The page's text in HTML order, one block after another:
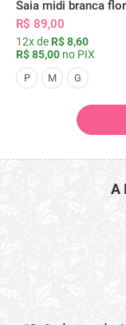
R$ 89,00
12x de R$ 8,60
R$ 85,00 no PIX
P M G
A